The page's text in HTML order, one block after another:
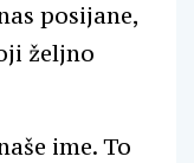
posijane,
željno
ime. To